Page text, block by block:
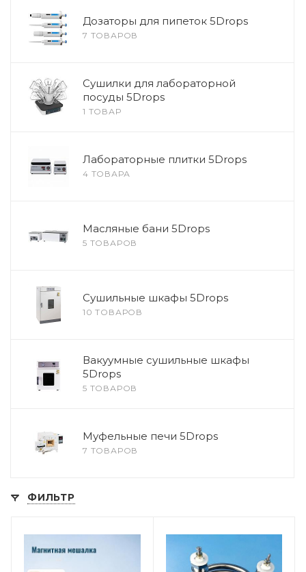
Дозаторы для пипеток 5Drops
7 ТОВАРОВ
Сушилки для лабораторной
посуды 5Drops
1 ТОВАР
Лабораторные плитки 5Drops
4 ТОВАРА
Масляные бани 5Drops
5 ТОВАРОВ
Сушильные шкафы 5Drops
10 ТОВАРОВ
Вакуумные сушильные шкафы
5Drops
5 ТОВАРОВ
Муфельные печи 5Drops
7 ТОВАРОВ
ФИЛЬТР